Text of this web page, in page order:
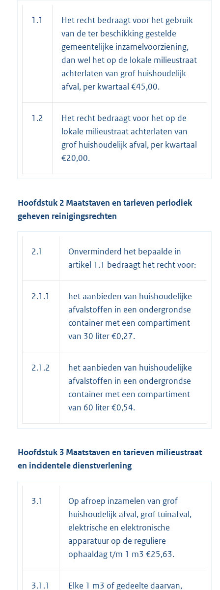
1.1
Het recht bedraagt voor het gebruik
van de ter beschikking gestelde
gemeentelijke inzamelvoorziening,
dan wel het op de lokale milieustraat
achterlaten van grof huishoudelijk
afval, per kwartaal €45,00.
1.2
Het recht bedraagt voor het op de
lokale milieustraat achterlaten van
grof huishoudelijk afval, per kwartaal
€20,00.
Hoofdstuk 2 Maatstaven en tarieven periodiek
geheven reinigingsrechten
2.1
Onverminderd het bepaalde in
artikel 1.1 bedraagt het recht voor:
2.1.1
het aanbieden van huishoudelijke
afvalstoffen in een ondergrondse
container met een compartiment
van 30 liter €0,27.
2.1.2
het aanbieden van huishoudelijke
afvalstoffen in een ondergrondse
container met een compartiment
van 60 liter €0,54.
Hoofdstuk 3 Maatstaven en tarieven milieustraat
en incidentele dienstverlening
3.1
Op afroep inzamelen van grof
huishoudelijk afval, grof tuinafval,
elektrische en elektronische
apparatuur op de reguliere
ophaaldag t/m 1 m3 €25,63.
3.1.1 Elke 1 m3 of gedeelte daarvan,